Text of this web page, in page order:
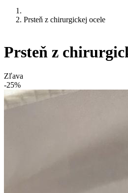
Prsteň z chirurgickej ocele
Prsteň z
Zľava
-25%